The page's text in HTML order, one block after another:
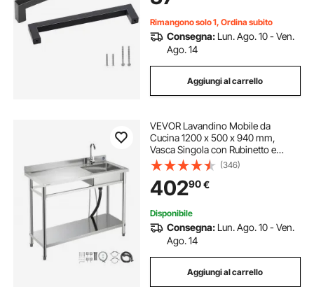
Bagno, Nero Opaco
Rimangono solo 1, Ordina subito
Consegna: Lun. Ago. 10 - Ven.
Ago. 14
Aggiungi al carrello
VEVOR Lavandino Mobile da
Cucina 1200 x 500 x 940 mm,
Vasca Singola con Rubinetto e
Ripiano, Lavello da Cucina per
Garage, Ristorante, Lavanderia,
Lavabo da Esterno con Piano di
Lavoro Sinistra
(346)
40290€
Disponibile
Consegna: Lun. Ago. 10 - Ven.
Ago. 14
Aggiungi al carrello